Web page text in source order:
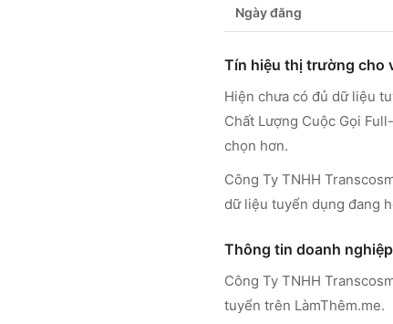
Ngày đăng
Tín hiệu thị trường cho
Hiện chưa có đủ dữ liệu
Chất Lượng Cuộc Gọi
chọn hơn.
Công Ty TNHH
dữ liệu tuyển dụng đang
Thông tin doanh
Công Ty TNHH
tuyển trên LàmThêm.me.